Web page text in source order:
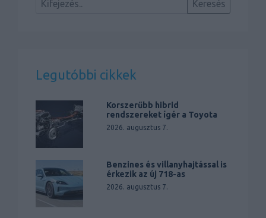
Legutóbbi cikkek
Korszerűbb hibrid
rendszereket ígér a Toyota
2026. augusztus 7.
Benzines és villanyhajtással is
érkezik az új 718-as
2026. augusztus 7.